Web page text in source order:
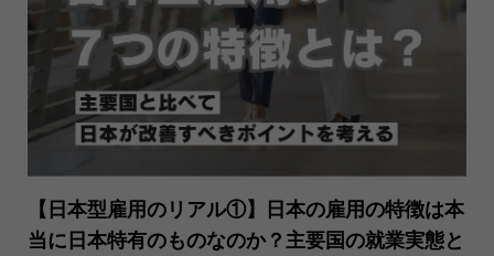
【日本型雇用のリアル①】日本の雇用の特徴は本
当に日本特有のものなのか？主要国の就業実態と